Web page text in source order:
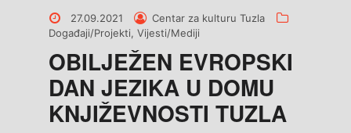
Posted
on
27.09.2021
Posted
by
Centar za kulturu Tuzla
Događaji/Projekti,Vijesti/Mediji
OBILJEŽEN EVROPSKI
DAN JEZIKA U DOMU
KNJIŽEVNOSTI TUZLA